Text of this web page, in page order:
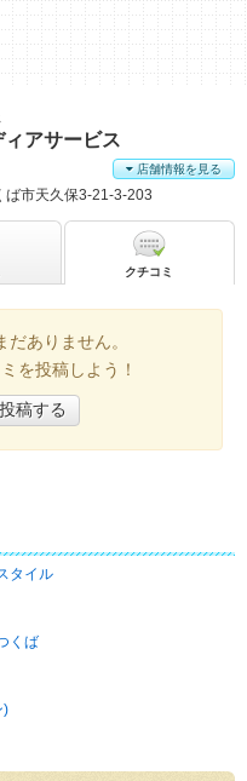
アサービス
ば市天久保3-21-3-203
店舗情報を見る
クチコミ
ありません。
を投稿しよう！
稿する
タイル
くば
)